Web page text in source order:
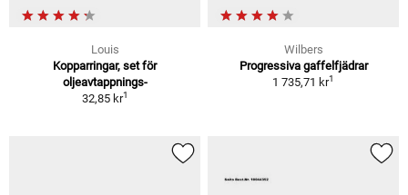
Louis
Kopparringar, set för
oljeavtappnings-
32,85 kr1
Wilbers
Progressiva gaffelfjädrar
1 735,71 kr1